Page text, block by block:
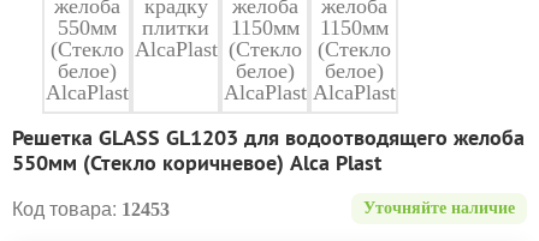
Решетка GLASS GL1203 для водоотводящего желоба
550мм (Стекло коричневое) Alca Plast
Код товара: 12453 Уточняйте наличие